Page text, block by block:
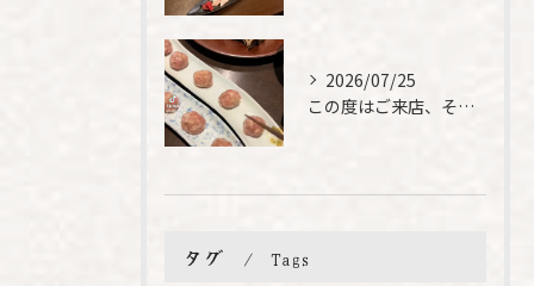
2026/07/25
この度はご来店、そして素敵なご紹介誠にありがとうございます✨...
タグ Tags